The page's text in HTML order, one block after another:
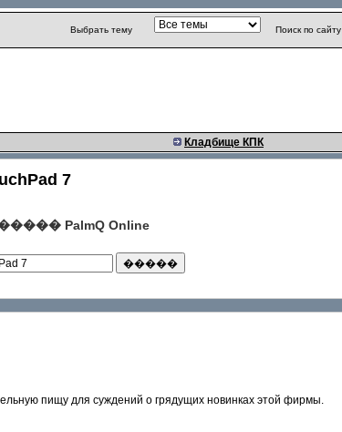
Выбрать тему Поиск по сайту
Кладбище КПК
7
PalmQ Online
пищу для суждений о грядущих новинках этой фирмы.